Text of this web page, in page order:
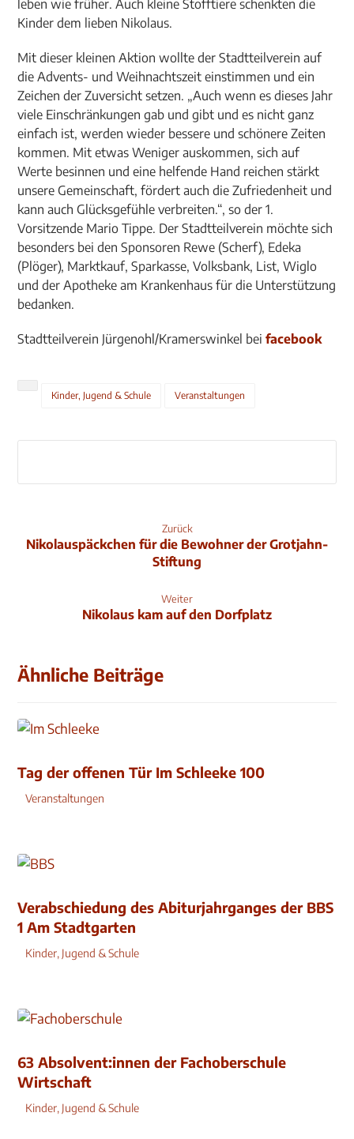
leben wie früher. Auch kleine Stofftiere schenkten die
Kinder dem lieben Nikolaus.
Mit dieser kleinen Aktion wollte der Stadtteilverein auf
die Advents- und Weihnachtszeit einstimmen und ein
Zeichen der Zuversicht setzen. „Auch wenn es dieses Jahr
viele Einschränkungen gab und gibt und es nicht ganz
einfach ist, werden wieder bessere und schönere Zeiten
kommen. Mit etwas Weniger auskommen, sich auf
Werte besinnen und eine helfende Hand reichen stärkt
unsere Gemeinschaft, fördert auch die Zufriedenheit und
kann auch Glücksgefühle verbreiten.“, so der 1.
Vorsitzende Mario Tippe. Der Stadtteilverein möchte sich
besonders bei den Sponsoren Rewe (Scherf), Edeka
(Plöger), Marktkauf, Sparkasse, Volksbank, List, Wiglo
und der Apotheke am Krankenhaus für die Unterstützung
bedanken.
Stadtteilverein Jürgenohl/Kramerswinkel beifacebook
Kinder, Jugend & Schule Veranstaltungen
Zurück
Nikolauspäckchen für die Bewohner der Grotjahn-
Stiftung
Weiter
Nikolaus kam auf den Dorfplatz
Ähnliche Beiträge
Tag der offenen Tür Im Schleeke 100
Veranstaltungen
Verabschiedung des Abiturjahrganges der BBS
1 Am Stadtgarten
Kinder, Jugend & Schule
63 Absolvent:innen der Fachoberschule
Wirtschaft
Kinder, Jugend & Schule